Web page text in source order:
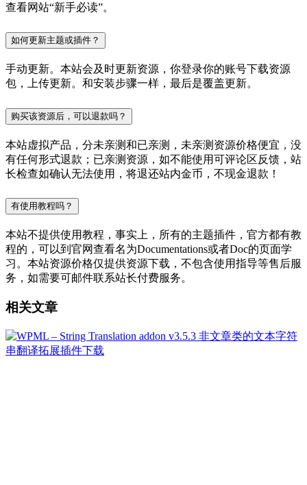
查看网站“新手必读”。
如何更新主题或插件？
手动更新。本站会及时更新资源，你登录你的账号下载资源
包，上传更新。和安装步骤一样，最后是覆盖更新。
购买该资源后，可以退款吗？
本站虚拟产品，分未亲测和已亲测，未亲测资源价格便宜，没
有任何形式退款；已亲测资源，如不能使用可评论区反馈，站
长检查如确认无法使用，将退还站内金币，不现金退款！
有使用教程吗？
本站不提供使用教程，事实上，所有的主题插件，官方都有教
程的，可以到官网查看名为Documentations或者Doc的页面学
习。本站资源价格仅提供资源下载，不包含使用指导等售后服
务，如需要可邮件联系站长付费服务。
相关文章